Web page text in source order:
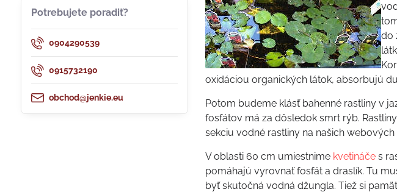
do
oxidáciou organických látok, absorbujú
Potom budeme klásť bahenné rastliny v
fosfátov má za dôsledok smrt rýb.
sekciu vodné rastliny na našich webových
V oblasti 60 cm umiestnime kvetináče s
pomáhajú vyrovnať fosfát a draslík. Tu
byť skutočná vodná džungla. Tiež si
Potrebujete poradiť?
0904290539
0915732190
obchod@jenkie.eu